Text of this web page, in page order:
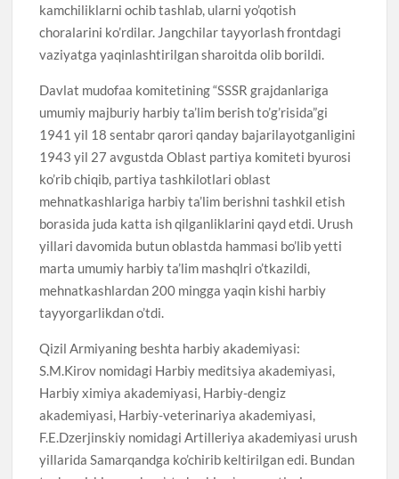
kamchiliklarni ochib tashlab, ularni yo’qotish
choralarini ko’rdilar. Jangchilar tayyorlash frontdagi
vaziyatga yaqinlashtirilgan sharoitda olib borildi.
Davlat mudofaa komitetining “SSSR grajdanlariga
umumiy majburiy harbiy ta’lim berish to’g’risida”gi
1941 yil 18 sentabr qarori qanday bajarilayotganligini
1943 yil 27 avgustda Oblast partiya komiteti byurosi
ko’rib chiqib, partiya tashkilotlari oblast
mehnatkashlariga harbiy ta’lim berishni tashkil etish
borasida juda katta ish qilganliklarini qayd etdi. Urush
yillari davomida butun oblastda hammasi bo’lib yetti
marta umumiy harbiy ta’lim mashqlri o’tkazildi,
mehnatkashlardan 200 mingga yaqin kishi harbiy
tayyorgarlikdan o’tdi.
Qizil Armiyaning beshta harbiy akademiyasi:
S.M.Kirov nomidagi Harbiy meditsiya akademiyasi,
Harbiy ximiya akademiyasi, Harbiy-dengiz
akademiyasi, Harbiy-veterinariya akademiyasi,
F.E.Dzerjinskiy nomidagi Artilleriya akademiyasi urush
yillarida Samarqandga ko’chirib keltirilgan edi. Bundan